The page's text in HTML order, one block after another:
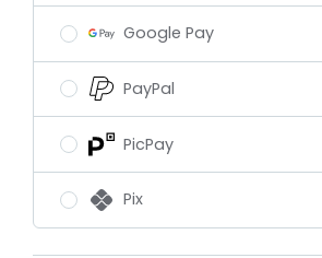
Google Pay
PayPal
PicPay
Pix